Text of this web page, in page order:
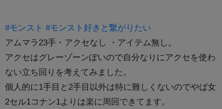
#モンスト #モンスト好きと繋がりたい
アムマラ23手・アクセなし ・アイテム無し。
アクセはグレーゾーンぽいので自分なりにアクセを使わ
ない立ち回りを考えてみました。
個人的に1手目と2手目以外は特に難しくないのでやば女
2セル1コナン1よりは楽に周回できてます。